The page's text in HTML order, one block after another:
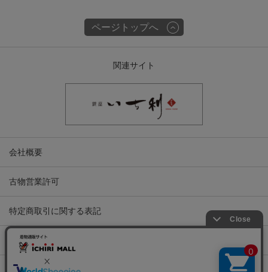
ページトップへ
関連サイト
会社概要
古物営業許可
特定商取引に関する表記
プライバシーポリシー